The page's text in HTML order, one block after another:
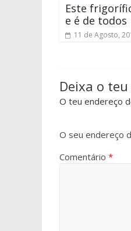
Este
e é de todos
11 de Agosto,
Deixa o
O teu endereço
O seu endereço
Comentário *